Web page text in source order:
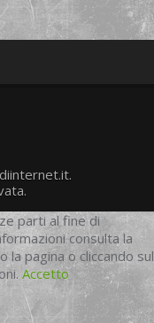
parti al fine di
consulta la
la pagina o cliccando sul
Accetto